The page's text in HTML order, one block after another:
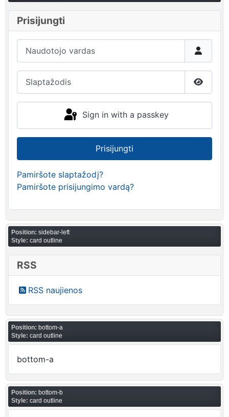
Prisijungti
Slaptažodis
Show
Sign in with a passkey
Prisijungti
Pamiršote slaptažodį?
Pamiršote prisijungimo vardą?
Position: sidebar-left
Style: card outline
RSS
RSS naujienos
Position: bottom-a
Style: card outline
bottom-a
Position: bottom-b
Style: card outline